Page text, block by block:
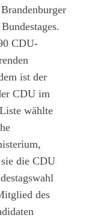
CDU-
ist der
CDU im
wählte
die CDU
des